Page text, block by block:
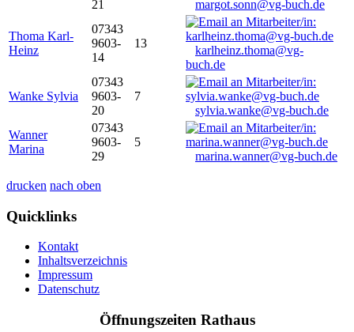
21
margot.sonn@vg-buch.de
Thoma Karl-
Heinz
07343
9603-
14
13
karlheinz.thoma@vg-
buch.de
Wanke Sylvia
07343
9603-
20
7
sylvia.wanke@vg-buch.de
Wanner
Marina
07343
9603-
29
5
marina.wanner@vg-buch.de
drucken nach oben
Quicklinks
Kontakt
Inhaltsverzeichnis
Impressum
Datenschutz
Öffnungszeiten Rathaus